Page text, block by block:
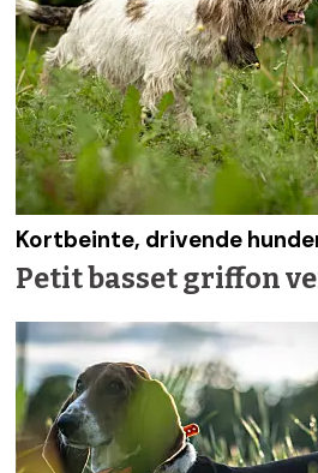
Kortbeinte, drivende
Petit basset griffon